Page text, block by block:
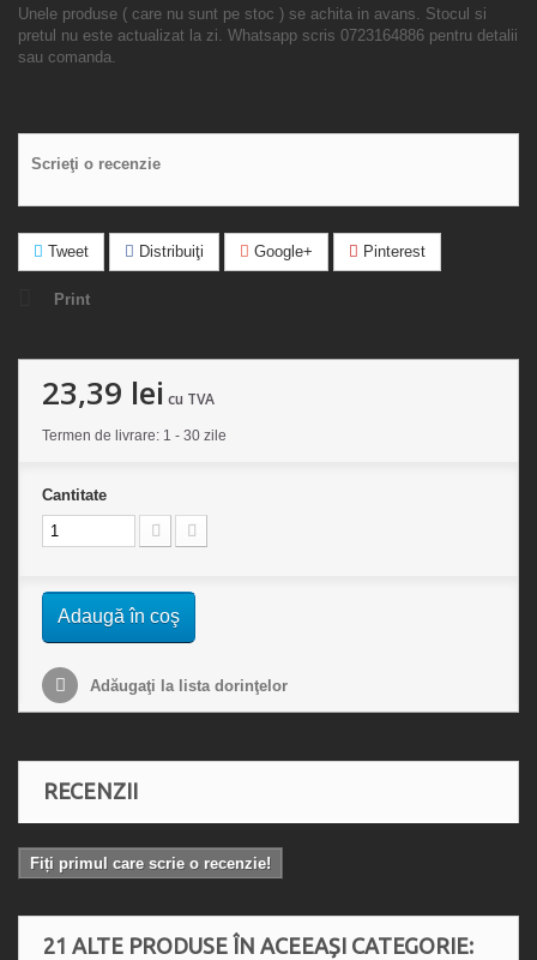
Unele produse ( care nu sunt pe stoc ) se achita in avans. Stocul si
pretul nu este actualizat la zi. Whatsapp scris 0723164886 pentru detalii
sau comanda.
Scrieţi o recenzie
Tweet Distribuiţi Google+ Pinterest
Print
23,39 lei cu TVA
Termen de livrare: 1 - 30 zile
Cantitate
Adaugă în coş
Adăugaţi la lista dorinţelor
RECENZII
Fiți primul care scrie o recenzie!
21 ALTE PRODUSE ÎN ACEEAȘI CATEGORIE: